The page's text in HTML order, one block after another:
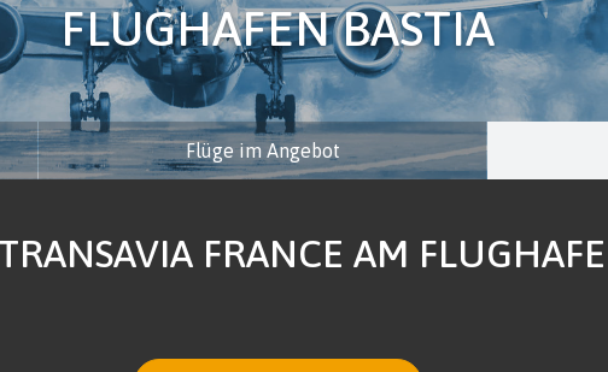
FLUGHAFEN BASTIA
Flüge im Angebot
FRANCE AM